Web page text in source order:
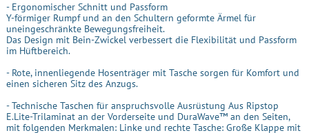
- Ergonomischer Schnitt und Passform
Y-förmiger Rumpf und an den Schultern geformte Ärmel für
uneingeschränkte Bewegungsfreiheit.
Das Design mit Bein-Zwickel verbessert die Flexibilität und Passform
im Hüftbereich.
- Rote, innenliegende Hosenträger mit Tasche sorgen für Komfort und
einen sicheren Sitz des Anzugs.
- Technische Taschen für anspruchsvolle Ausrüstung Aus Ripstop
E.Lite-Trilaminat an der Vorderseite und DuraWave™ an den Seiten,
mit folgenden Merkmalen: Linke und rechte Tasche: Große Klappe mit